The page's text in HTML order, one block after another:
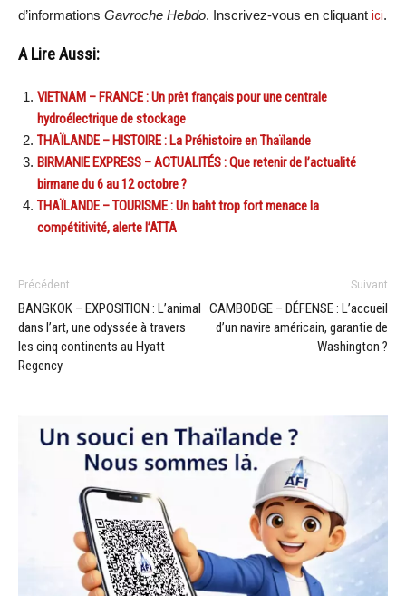
d’informations Gavroche Hebdo. Inscrivez-vous en cliquant ici.
A Lire Aussi:
VIETNAM – FRANCE : Un prêt français pour une centrale
hydroélectrique de stockage
THAÏLANDE – HISTOIRE : La Préhistoire en Thaïlande
BIRMANIE EXPRESS – ACTUALITÉS : Que retenir de l’actualité
birmane du 6 au 12 octobre ?
THAÏLANDE – TOURISME : Un baht trop fort menace la
compétitivité, alerte l’ATTA
Précédent
BANGKOK – EXPOSITION : L’animal
dans l’art, une odyssée à travers
les cinq continents au Hyatt
Regency
Suivant
CAMBODGE – DÉFENSE : L’accueil
d’un navire américain, garantie de
Washington ?